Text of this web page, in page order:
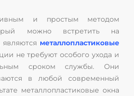
и простым методом
можно встретить на
металлопластиковые
не требуют особого ухода и
сроком службы. Они
в любой современный
металлопластиковые окна